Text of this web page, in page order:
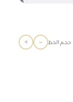
حجم الخط −
+